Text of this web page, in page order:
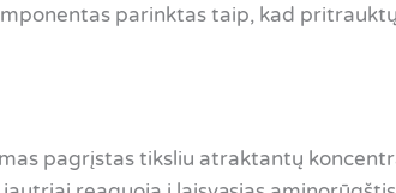
parinktas taip, kad
pagrįstas tiksliu atraktantų